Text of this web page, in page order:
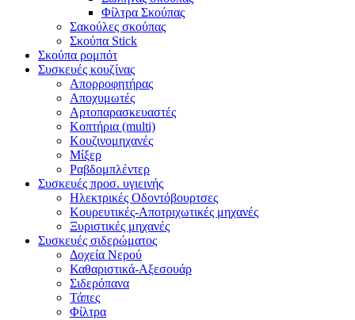
Φίλτρα Σκούπας
Σακούλες σκούπας
Σκούπα Stick
Σκούπα ρομπότ
Συσκευές κουζίνας
Απορροφητήρας
Αποχυμωτές
Αρτοπαρασκευαστές
Κοπτήρια (multi)
Κουζινομηχανές
Μίξερ
Ραβδομπλέντερ
Συσκευές προσ. υγιεινής
Ηλεκτρικές Οδοντόβουρτσες
Κουρευτικές-Αποτριχωτικές μηχανές
Ξυριστικές μηχανές
Συσκευές σιδερώματος
Δοχεία Νερού
Καθαριστικά-Αξεσουάρ
Σιδερόπανα
Τάπες
Φίλτρα